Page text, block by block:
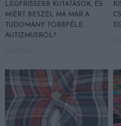
LEGFRISSEBB KUTATÁSOK, ÉS
MIÉRT BESZÉL MA MÁR A
TUDOMÁNY TÖBBFÉLE
AUTIZMUSRÓL?